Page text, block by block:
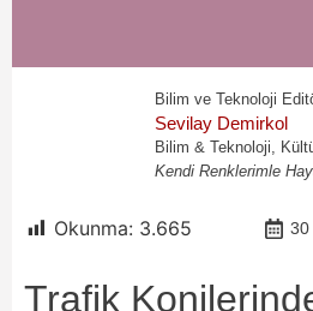
Bilim ve Teknoloji
Sevilay Demirkol
Bilim & Teknoloji,
Kendi Renklerimle
Okunma: 3.665 30
Trafik